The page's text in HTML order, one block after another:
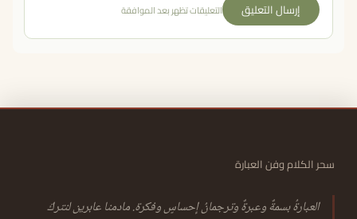
إرسال التعليق التعليقات تظهر بعد الموافقة
سحر الكلام وفن العبارة
العبارةُ بسمةٌ وعبرةٌ وترجمانُ إحساسٍ وفكرة. مادمنا عابرين لنتركَ